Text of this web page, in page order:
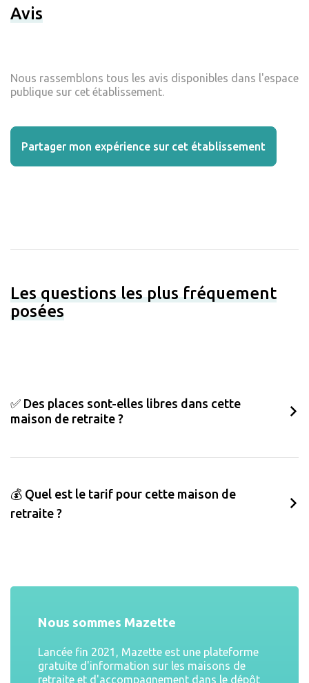
Avis
Nous rassemblons tous les avis disponibles dans l'espace
publique sur cet établissement.
Partager mon expérience sur cet établissement
Les questions les plus fréquement
posées
✅ Des places sont-elles libres dans cette
maison de retraite ?
💰 Quel est le tarif pour cette maison de
retraite ?
Nous sommes Mazette
Lancée fin 2021, Mazette est une plateforme
gratuite d'information sur les maisons de
retraite et d'accompagnement dans le dépôt